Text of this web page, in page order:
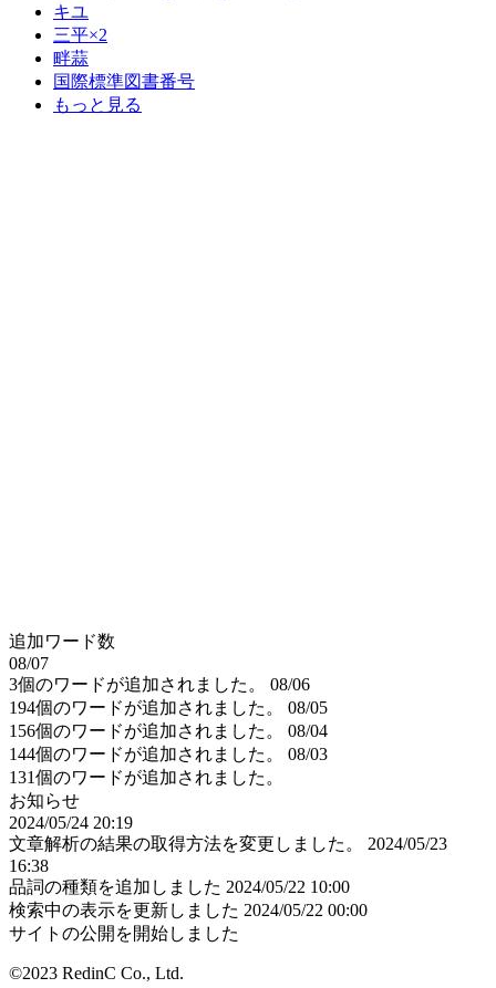
キユ
三平×2
畔蒜
国際標準図書番号
もっと見る
追加ワード数
08/07
3個のワードが追加されました。
08/06
194個のワードが追加されました。
08/05
156個のワードが追加されました。
08/04
144個のワードが追加されました。
08/03
131個のワードが追加されました。
お知らせ
2024/05/24 20:19
文章解析の結果の取得方法を変更しました。
2024/05/23
16:38
品詞の種類を追加しました 2024/05/22 10:00
検索中の表示を更新しました 2024/05/22 00:00
サイトの公開を開始しました
©2023 RedinC Co., Ltd.